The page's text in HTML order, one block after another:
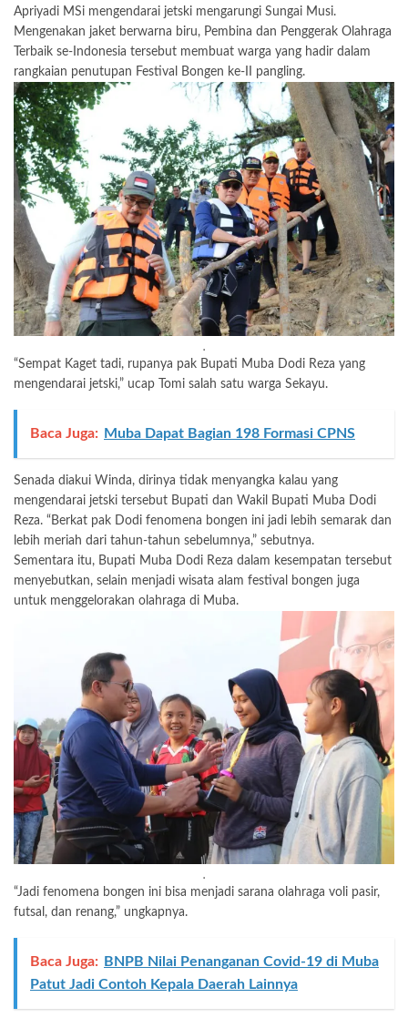
Apriyadi MSi mengendarai jetski mengarungi Sungai Musi.
Mengenakan jaket berwarna biru, Pembina dan Penggerak Olahraga
Terbaik se-Indonesia tersebut membuat warga yang hadir dalam
rangkaian penutupan Festival Bongen ke-II pangling.
.
“Sempat Kaget tadi, rupanya pak Bupati Muba Dodi Reza yang
mengendarai jetski,” ucap Tomi salah satu warga Sekayu.
Baca Juga: Muba Dapat Bagian 198 Formasi CPNS
Senada diakui Winda, dirinya tidak menyangka kalau yang
mengendarai jetski tersebut Bupati dan Wakil Bupati Muba Dodi
Reza. “Berkat pak Dodi fenomena bongen ini jadi lebih semarak dan
lebih meriah dari tahun-tahun sebelumnya,” sebutnya.
Sementara itu, Bupati Muba Dodi Reza dalam kesempatan tersebut
menyebutkan, selain menjadi wisata alam festival bongen juga
untuk menggelorakan olahraga di Muba.
.
“Jadi fenomena bongen ini bisa menjadi sarana olahraga voli pasir,
futsal, dan renang,” ungkapnya.
Baca Juga: BNPB Nilai Penanganan Covid-19 di Muba
Patut Jadi Contoh Kepala Daerah Lainnya